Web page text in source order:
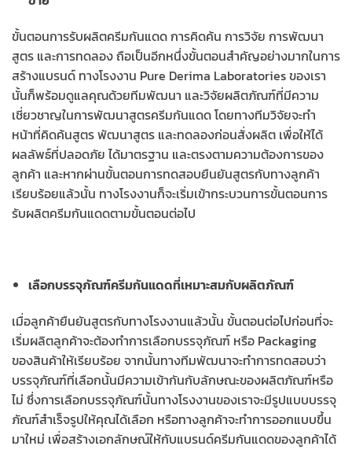
ขั้นตอนการรับผลิตครีมกันแดด การคิดค้น การวิจัย การพัฒนา
สูตร และการทดลอง ถือเป็นอีกหนึ่งขั้นตอนสำคัญอย่างมากในการ
สร้างแบรนด์ ทางโรงงาน Pure Derima Laboratories ของเรา
นั้นก็พร้อมดูแลคุณด้วยทีมพัฒนา และวิจัยผลิตภัณฑ์ที่มีความ
เชี่ยวชาญในการพัฒนาสูตรครีมกันแดด โดยทางทีมวิจัยจะทำ
หน้าที่คิดค้นสูตร พัฒนาสูตร และทดลองก่อนสั่งผลิต เพื่อให้ได้
ผลลัพธ์ที่ปลอดภัย ได้มาตรฐาน และตรงตามความต้องการของ
ลูกค้า และหากผ่านขั้นตอนการทดสอบยืนยันสูตรกับทางลูกค้า
เรียบร้อยแล้วนั้น ทางโรงงานก็จะเริ่มเข้ากระบวนการขั้นตอนการ
รับผลิตครีมกันแดดตามขั้นตอนต่อไป
เลือกบรรจุภัณฑ์ครีมกันแดดที่เหมาะสมกับผลิตภัณฑ์
เมื่อลูกค้ายืนยันสูตรกับทางโรงงานแล้วนั้น ขั้นตอนต่อไปก่อนที่จะ
เริ่มผลิตลูกค้าจะต้องทำการเลือกบรรจุภัณฑ์ หรือ Packaging
ของสินค้าให้เรียบร้อย จากนั้นทางทีมพัฒนาจะทำการทดสอบว่า
บรรจุภัณฑ์ที่เลือกนั้นมีความเข้ากันกับลักษณะของผลิตภัณฑ์หรือ
ไม่ ซึ่งการเลือกบรรจุภัณฑ์นั้นทางโรงงานของเราจะมีรูปแบบบรรจุ
ภัณฑ์สำเร็จรูปให้คุณได้เลือก หรือทางลูกค้าจะทำการออกแบบขึ้น
มาใหม่ เพื่อสร้างเอกลักษณ์ให้กับแบรนด์ครีมกันแดดของลูกค้าได้